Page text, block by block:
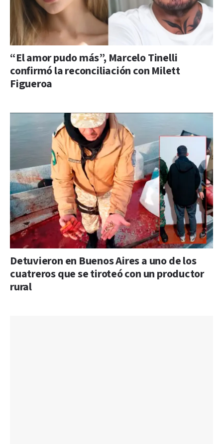
“El amor pudo más”, Marcelo Tinelli
confirmó la reconciliación con Milett
Figueroa
Detuvieron en Buenos Aires a uno de los
cuatreros que se tiroteó con un productor
rural